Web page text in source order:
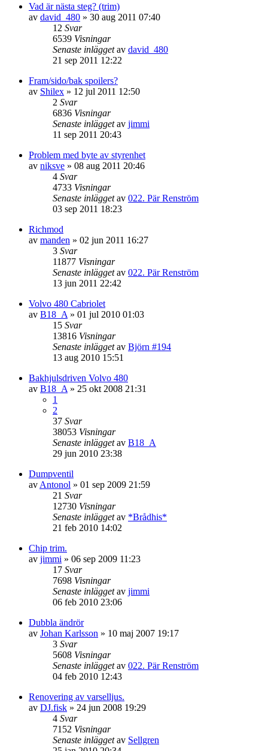
Vad är nästa steg? (trim)
av david_480 » 30 aug 2011 07:40
12 Svar
6539 Visningar
Senaste inläggetav david_480
21 sep 2011 12:22
Fram/sido/bak spoilers?
av Shilex » 12 jul 2011 12:50
2 Svar
6836 Visningar
Senaste inläggetav jimmi
11 sep 2011 20:43
Problem med byte av styrenhet
av niksve » 08 aug 2011 20:46
4 Svar
4733 Visningar
Senaste inläggetav 022. Pär Renström
03 sep 2011 18:23
Richmod
av manden » 02 jun 2011 16:27
3 Svar
11877 Visningar
Senaste inläggetav 022. Pär Renström
13 jun 2011 22:42
Volvo 480 Cabriolet
av B18_A » 01 jul 2010 01:03
15 Svar
13816 Visningar
Senaste inläggetav Björn #194
13 aug 2010 15:51
Bakhjulsdriven Volvo 480
av B18_A » 25 okt 2008 21:31
1
2
37 Svar
38053 Visningar
Senaste inläggetav B18_A
29 jun 2010 23:38
Dumpventil
av Antonol » 01 sep 2009 21:59
21 Svar
12730 Visningar
Senaste inläggetav *Brådhis*
21 feb 2010 14:02
Chip trim.
av jimmi » 06 sep 2009 11:23
17 Svar
7698 Visningar
Senaste inläggetav jimmi
06 feb 2010 23:06
Dubbla ändrör
av Johan Karlsson » 10 maj 2007 19:17
3 Svar
5608 Visningar
Senaste inläggetav 022. Pär Renström
04 feb 2010 12:43
Renovering av varselljus.
av DJ.fisk » 24 jun 2008 19:29
4 Svar
7152 Visningar
Senaste inläggetav Sellgren